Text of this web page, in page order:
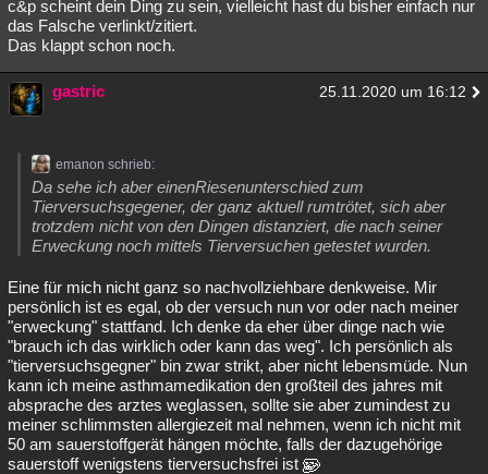
c&p scheint dein Ding zu sein, vielleicht hast du bisher einfach nur
das Falsche verlinkt/zitiert.
Das klappt schon noch.
gastric 25.11.2020 um 16:12
emanon schrieb:
Da sehe ich aber einenRiesenunterschied zum
Tierversuchsgegener, der ganz aktuell rumtrötet, sich aber
trotzdem nicht von den Dingen distanziert, die nach seiner
Erweckung noch mittels Tierversuchen getestet wurden.
Eine für mich nicht ganz so nachvollziehbare denkweise. Mir
persönlich ist es egal, ob der versuch nun vor oder nach meiner
"erweckung" stattfand. Ich denke da eher über dinge nach wie
"brauch ich das wirklich oder kann das weg". Ich persönlich als
"tierversuchsgegner" bin zwar strikt, aber nicht lebensmüde. Nun
kann ich meine asthmamedikation den großteil des jahres mit
absprache des arztes weglassen, sollte sie aber zumindest zu
meiner schlimmsten allergiezeit mal nehmen, wenn ich nicht mit
50 am sauerstoffgerät hängen möchte, falls der dazugehörige
sauerstoff wenigstens tierversuchsfrei ist